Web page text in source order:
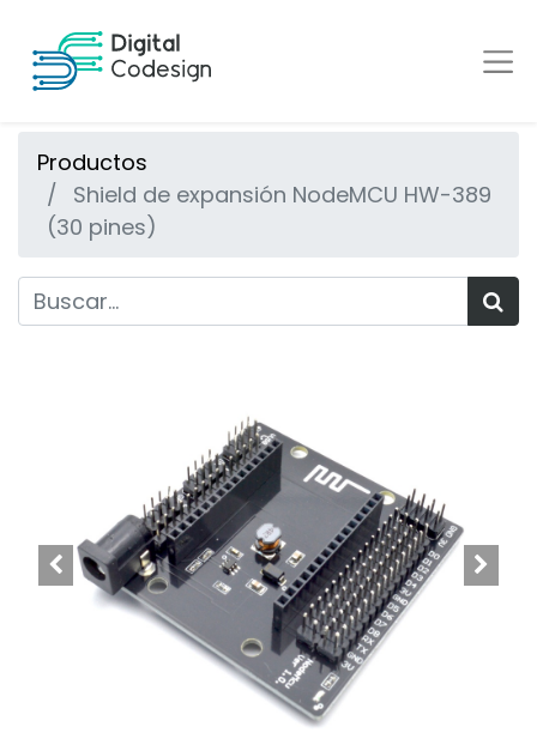
Productos
Shield de expansión NodeMCU HW-389
(30 pines)